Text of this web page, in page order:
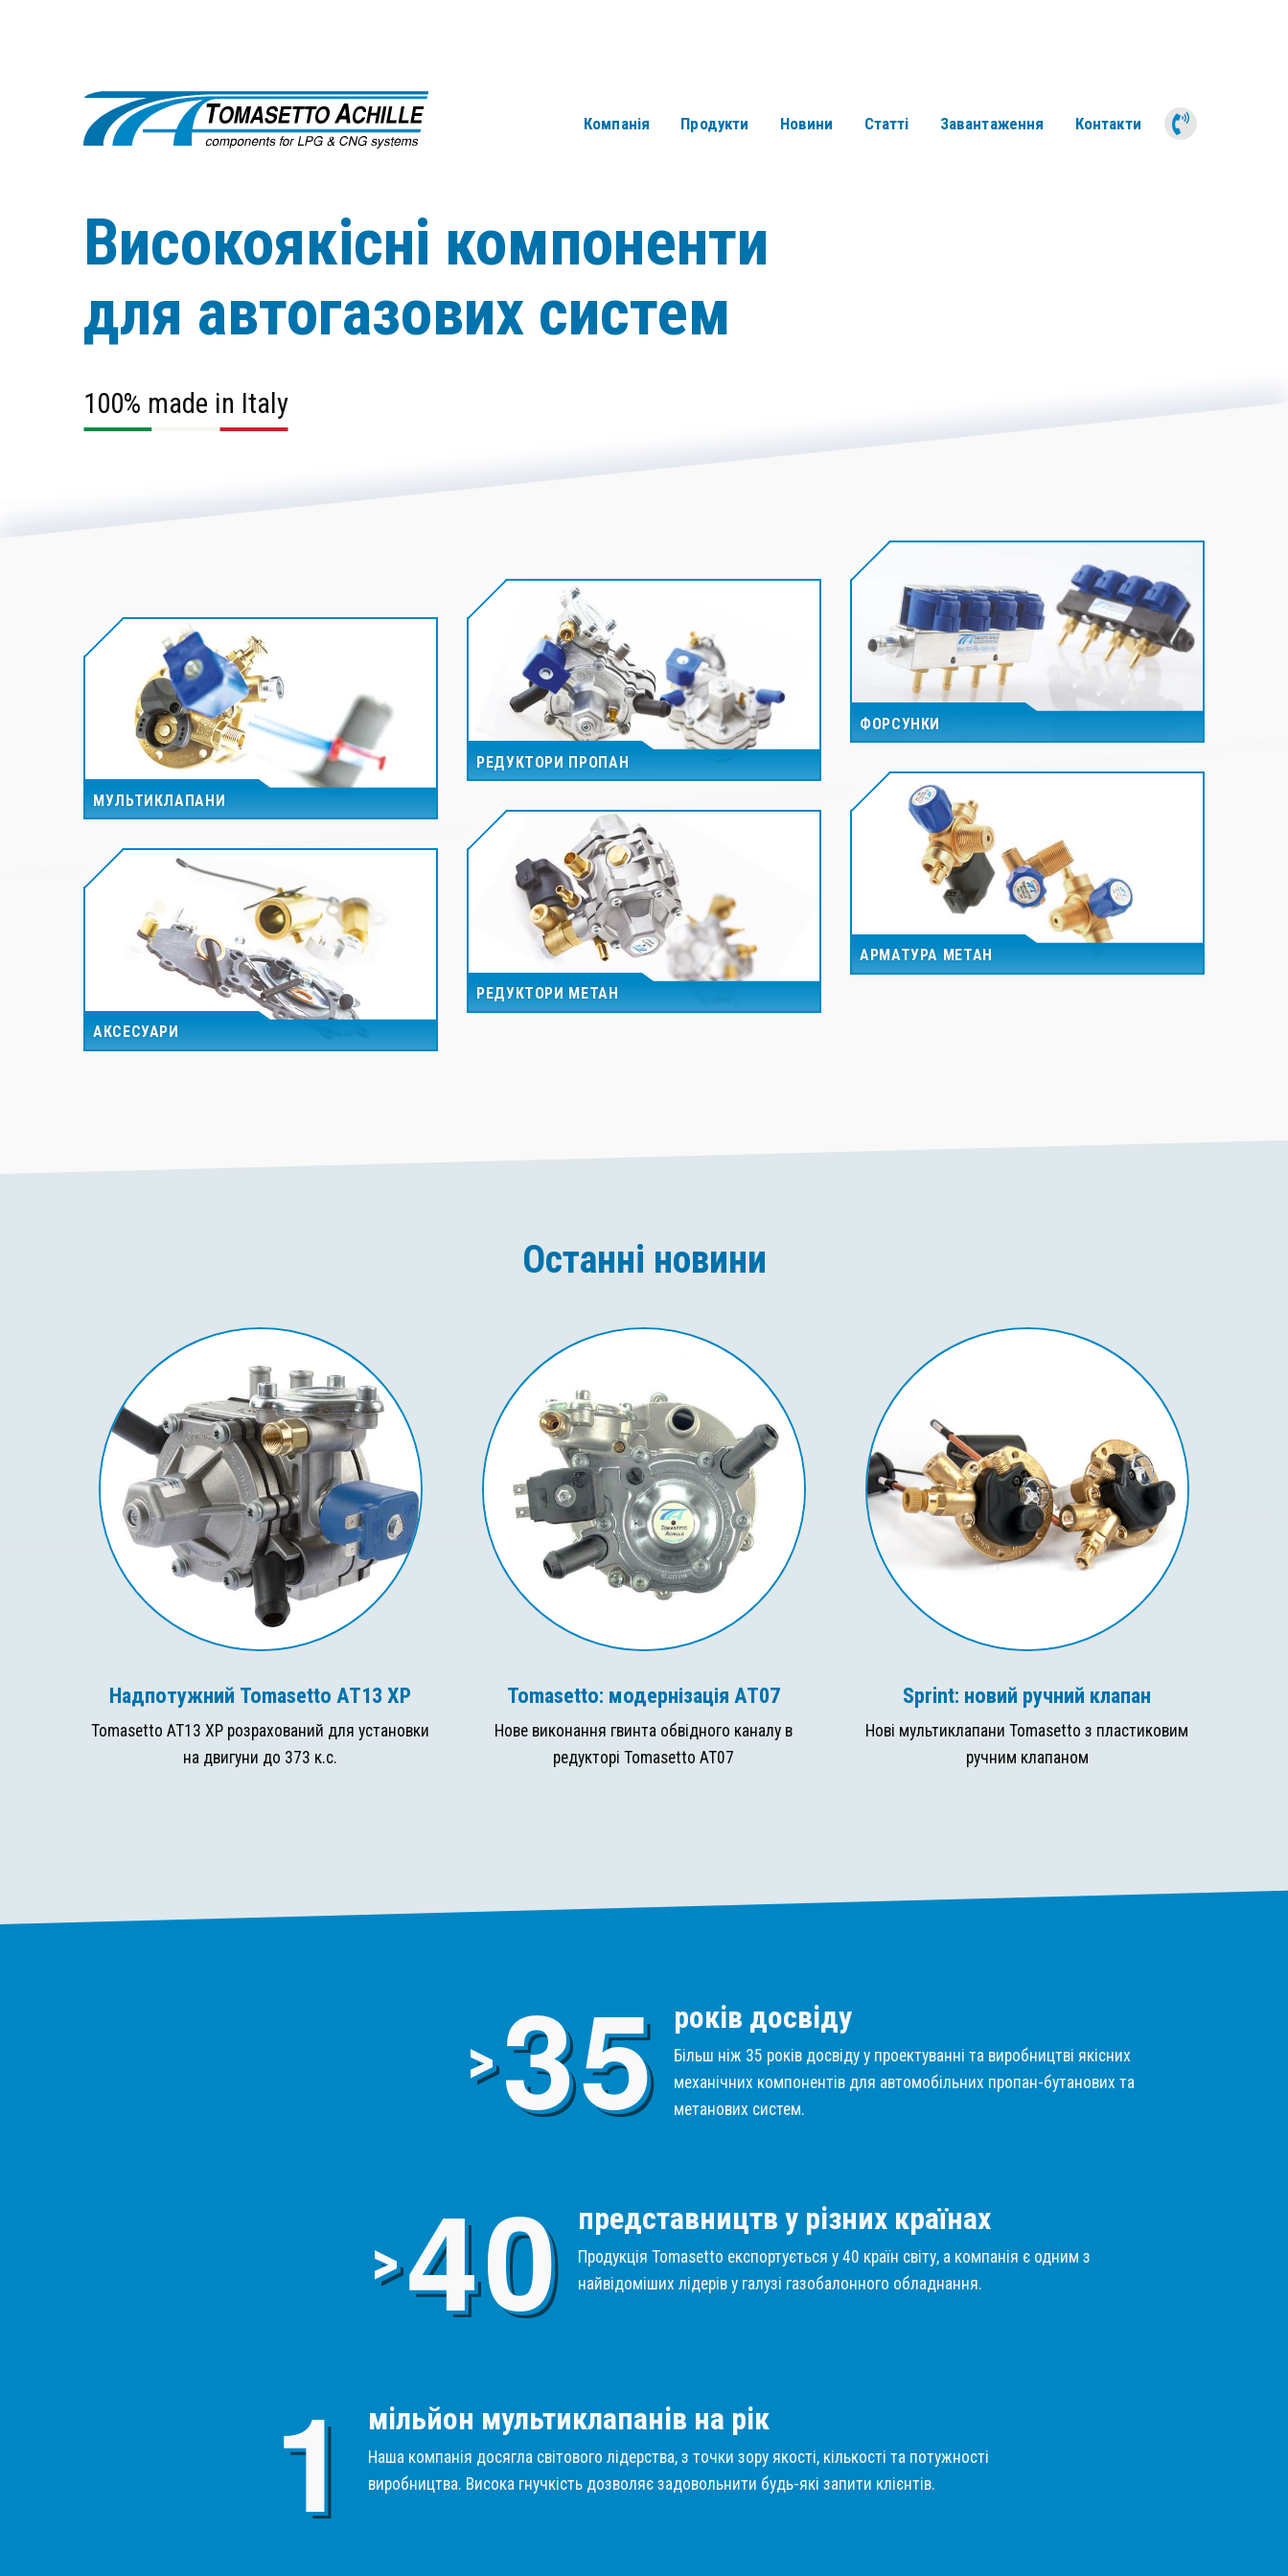
Компанія Продукти Новини Статті Завантаження Контакти
Високоякісні компоненти
для автогазових систем
100% made in Italy
МУЛЬТИКЛАПАНИ
РЕДУКТОРИ ПРОПАН
ФОРСУНКИ
АКСЕСУАРИ
РЕДУКТОРИ МЕТАН
АРМАТУРА МЕТАН
Останні новини
Надпотужний Tomasetto AT13 XP
Tomasetto AT13 XP розрахований для установки
на двигуни до 373 к.с.
Tomasetto: модернізація AT07
Нове виконання гвинта обвідного каналу в
редукторі Tomasetto AT07
Sprint: новий ручний клапан
Нові мультиклапани Tomasetto з пластиковим
ручним клапаном
>3
5
років досвіду
Більш ніж 35 років досвіду у проектуванні та виробництві якісних
механічних компонентів для автомобільних пропан-бутанових та
метанових систем.
>4
0
представництв у різних країнах
Продукція Tomasetto експортується у 40 країн світу, а компанія є одним з
найвідоміших лідерів у галузі газобалонного обладнання.
1
мільйон мультиклапанів на рік
Наша компанія досягла світового лідерства, з точки зору якості, кількості та потужності
виробництва. Висока гнучкість дозволяє задовольнити будь-які запити клієнтів.